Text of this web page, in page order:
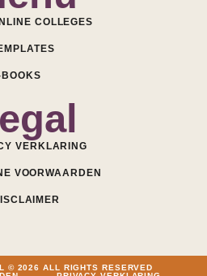
COLLEGES
BOOKS
VERKLARING
VOORWAARDEN
© 2026 ALL RIGHTS RESERVED